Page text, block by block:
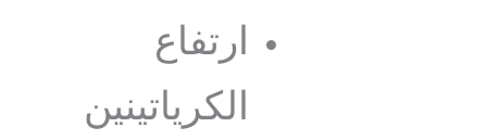
ارتفاع
الكرياتينين